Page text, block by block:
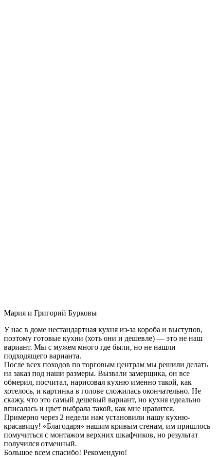
Мария и Григорий Бурковы
У нас в доме нестандартная кухня из-за короба и выступов,
поэтому готовые кухни (хоть они и дешевле) — это не наш
вариант. Мы с мужем много где были, но не нашли
подходящего варианта.
После всех походов по торговым центрам мы решили делать
на заказ под наши размеры. Вызвали замерщика, он все
обмерил, посчитал, нарисовал кухню именно такой, как
хотелось, и картинка в голове сложилась окончательно. Не
скажу, что это самый дешевый вариант, но кухня идеально
вписалась и цвет выбрала такой, как мне нравится.
Примерно через 2 недели нам установили нашу кухню-
красавицу! «Благодаря» нашим кривым стенам, им пришлось
помучиться с монтажом верхних шкафчиков, но результат
получился отменный.
Большое всем спасибо! Рекомендую!